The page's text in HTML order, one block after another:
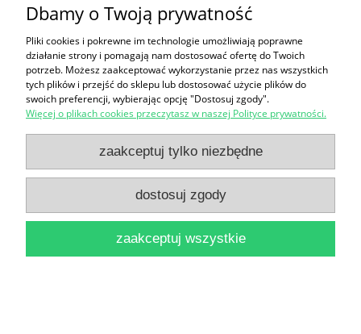
Miesięcznik Literatura na świecie nr 4/60 / Maria
Bielska-Zientarska i inni (red.)
20,00 zł
do koszyka
Człowiek wsród skorpionów / Czesław Miłosz
Dbamy o Twoją prywatność
Pliki cookies i pokrewne im technologie umożliwiają poprawne
działanie strony i pomagają nam dostosować ofertę do Twoich
potrzeb. Możesz zaakceptować wykorzystanie przez nas wszystkich
tych plików i przejść do sklepu lub dostosować użycie plików do
swoich preferencji, wybierając opcję "Dostosuj zgody".
Więcej o plikach cookies przeczytasz w naszej Polityce prywatności.
zaakceptuj tylko niezbędne
dostosuj zgody
zaakceptuj wszystkie